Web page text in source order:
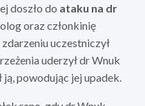
doszło do ataku na dr
oraz członkinię
uczestniczył
uderzył dr Wnuk
ją, powodując jej upadek.